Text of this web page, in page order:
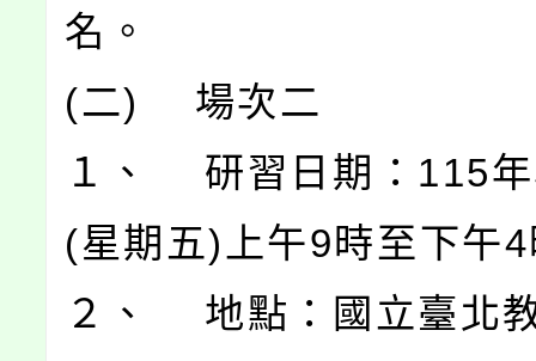
名。
(二) 場次二
１、 研習日期：115
(星期五)上午9時至下午
２、 地點：國立臺北